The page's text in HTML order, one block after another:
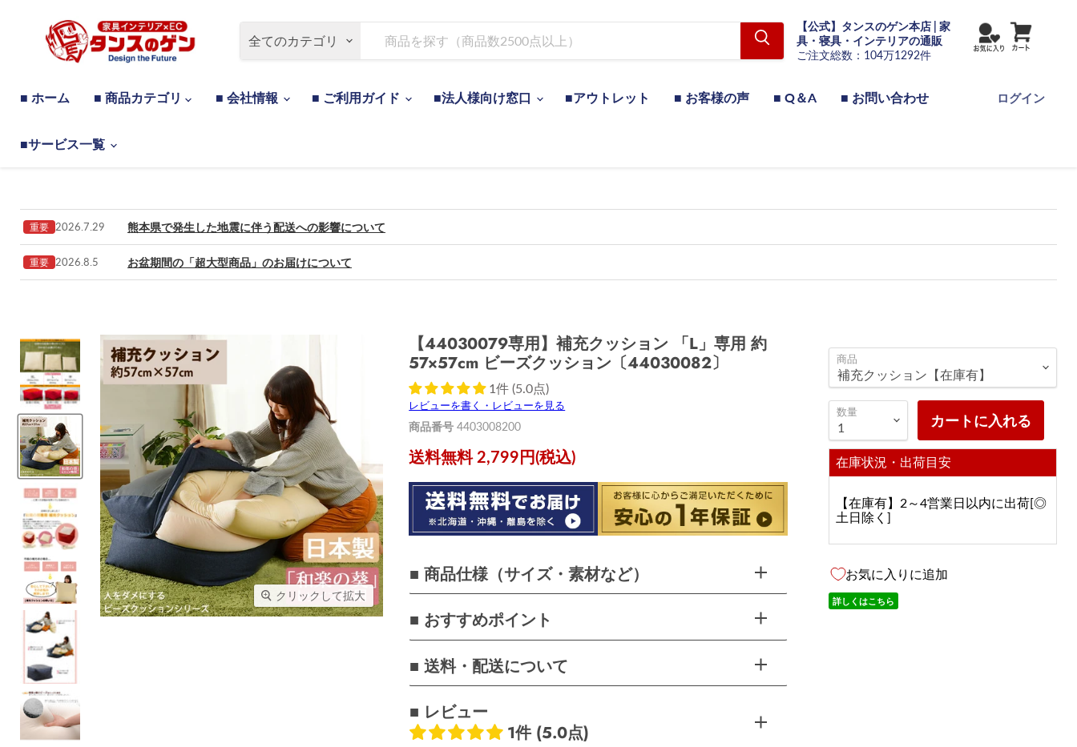
全てのカテゴリ
【公式】タンスのゲン本店 | 家
具・寝具・インテリアの通販
ご注文総数：104万1292件
■ ホーム ■ 商品カテゴリ ■ 会社情報 ■ ご利用ガイド ■法人様向け窓口 ■アウトレット ■ お客様の声 ■ Q＆A ■ お問い合わせ
■サービス一覧
ログイン
重要 2026.7.29 熊本県で発生した地震に伴う配送への影響について
重要 2026.8.5 お盆期間の「超大型商品」のお届けについて
クリックして拡大
【44030079専用】補充クッション 「L」専用 約
57×57cm ビーズクッション〔44030082〕
1件 (5.0点)
レビューを書く・レビューを見る
商品番号 4403008200
送料無料 2,799円(税込)
■ 商品仕様（サイズ・素材など）
■ おすすめポイント
■ 送料・配送について
■ レビュー
1件 (5.0点)
商品
数量 カートに入れる
在庫状況・出荷目安
【在庫有】2～4営業日以内に出荷[◎
土日除く]
お気に入りに追加
詳しくはこちら